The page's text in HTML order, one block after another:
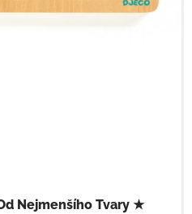
Nejmenšího Tvary ★